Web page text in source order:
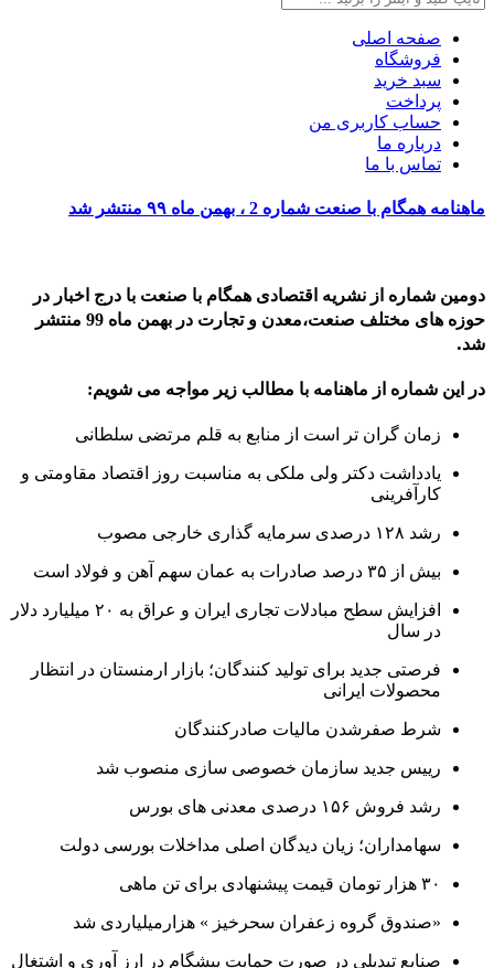
صفحه اصلی
فروشگاه
سبد خرید
پرداخت
حساب کاربری من
درباره ما
تماس با ما
ماهنامه همگام با صنعت شماره 2 ، بهمن ماه ۹۹ منتشر شد
دومین شماره از نشریه اقتصادی همگام با صنعت با درج اخبار در
حوزه های مختلف صنعت،معدن و تجارت در بهمن ماه 99 منتشر
شد.
در این شماره از ماهنامه با مطالب زیر مواجه می شویم:
زمان گران تر است از منابع به قلم مرتضی سلطانی
یادداشت دکتر ولی ملکی به مناسبت روز اقتصاد مقاومتی و
کارآفرینی
رشد ۱۲۸ درصدی سرمایه گذاری خارجی مصوب
بیش از ۳۵ درصد صادرات به عمان سهم آهن و فولاد است
افزایش سطح مبادلات تجاری ایران و عراق به ۲۰ میلیارد دلار
در سال
فرصتی جدید برای تولید کنندگان؛ بازار ارمنستان در انتظار
محصولات ایرانی
شرط صفرشدن مالیات صادرکنندگان
رییس جدید سازمان خصوصی سازی منصوب شد
رشد فروش ۱۵۶ درصدی معدنی های بورس
سهامداران؛ زیان دیدگان اصلی مداخلات بورسی دولت
۳۰ هزار تومان قیمت پیشنهادی برای تن ماهی
«صندوق گروه زعفران سحرخیز » هزارمیلیاردی شد
صنایع تبدیلی در صورت حمایت پیشگام در ارز آوری و اشتغال